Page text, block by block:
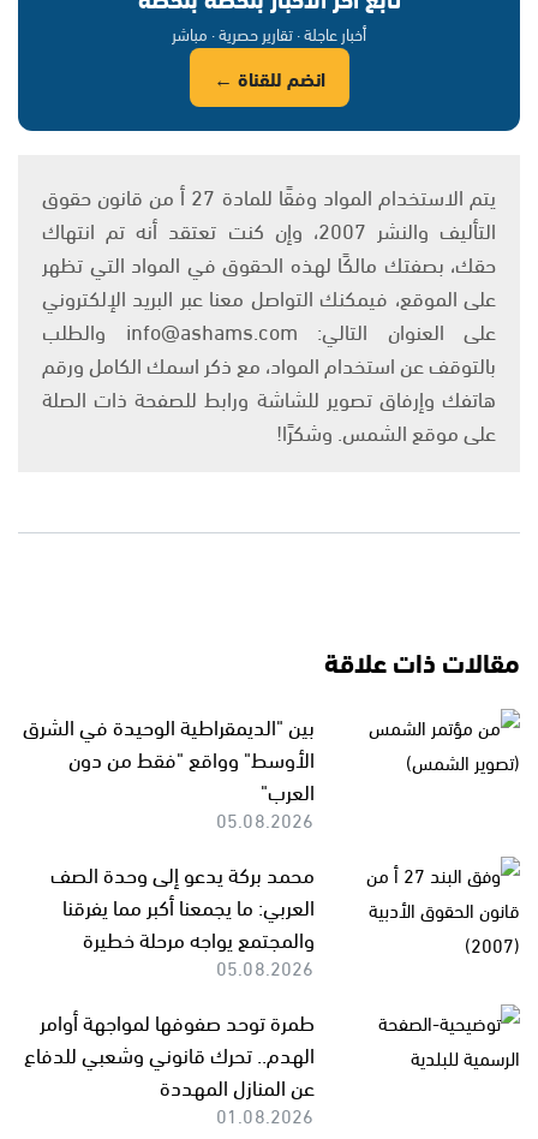
أخبار عاجلة · تقارير حصرية · مباشر
انضم للقناة ←
يتم الاستخدام المواد وفقًا للمادة 27 أ من قانون حقوق
التأليف والنشر 2007، وإن كنت تعتقد أنه تم انتهاك
حقك، بصفتك مالكًا لهذه الحقوق في المواد التي تظهر
على الموقع، فيمكنك التواصل معنا عبر البريد الإلكتروني
على العنوان التالي: info@ashams.com والطلب
بالتوقف عن استخدام المواد، مع ذكر اسمك الكامل ورقم
هاتفك وإرفاق تصوير للشاشة ورابط للصفحة ذات الصلة
على موقع الشمس. وشكرًا!
مقالات ذات علاقة
بين "الديمقراطية الوحيدة في الشرق
الأوسط" وواقع "فقط من دون
العرب"
05.08.2026
محمد بركة يدعو إلى وحدة الصف
العربي: ما يجمعنا أكبر مما يفرقنا
والمجتمع يواجه مرحلة خطيرة
05.08.2026
طمرة توحد صفوفها لمواجهة أوامر
الهدم.. تحرك قانوني وشعبي للدفاع
عن المنازل المهددة
01.08.2026